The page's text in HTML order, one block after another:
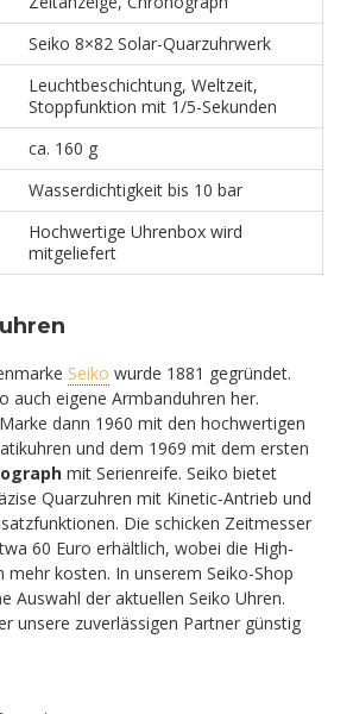
Seiko 8×82 Solar-Quarzuhrwerk
Leuchtbeschichtung, Weltzeit,
Stoppfunktion mit 1/5-Sekunden
ca. 160 g
Wasserdichtigkeit bis 10 bar
Hochwertige Uhrenbox wird
mitgeliefert
Seiko wurde 1881 gegründet.
auch eigene Armbanduhren her.
dann 1960 mit den hochwertigen
und dem 1969 mit dem ersten
mit Serienreife. Seiko bietet
Quarzuhren mit Kinetic-Antrieb und
Die schicken Zeitmesser
60 Euro erhältlich, wobei die High-
mehr kosten. In unserem Seiko-Shop
Auswahl der aktuellen Seiko Uhren.
unsere zuverlässigen Partner günstig